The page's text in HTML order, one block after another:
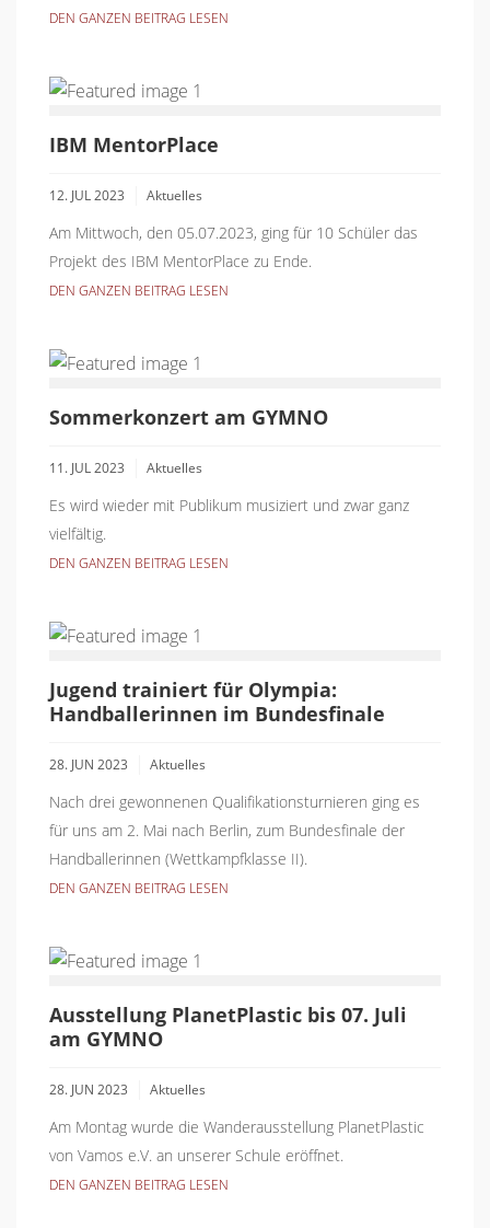
DEN GANZEN BEITRAG LESEN
IBM MentorPlace
12. JUL 2023 Aktuelles
Am Mittwoch, den 05.07.2023, ging für 10 Schüler das
Projekt des IBM MentorPlace zu Ende.
DEN GANZEN BEITRAG LESEN
Sommerkonzert am GYMNO
11. JUL 2023 Aktuelles
Es wird wieder mit Publikum musiziert und zwar ganz
vielfältig.
DEN GANZEN BEITRAG LESEN
Jugend trainiert für Olympia:
Handballerinnen im Bundesfinale
28. JUN 2023 Aktuelles
Nach drei gewonnenen Qualifikationsturnieren ging es
für uns am 2. Mai nach Berlin, zum Bundesfinale der
Handballerinnen (Wettkampfklasse II).
DEN GANZEN BEITRAG LESEN
Ausstellung PlanetPlastic bis 07. Juli
am GYMNO
28. JUN 2023 Aktuelles
Am Montag wurde die Wanderausstellung PlanetPlastic
von Vamos e.V. an unserer Schule eröffnet.
DEN GANZEN BEITRAG LESEN